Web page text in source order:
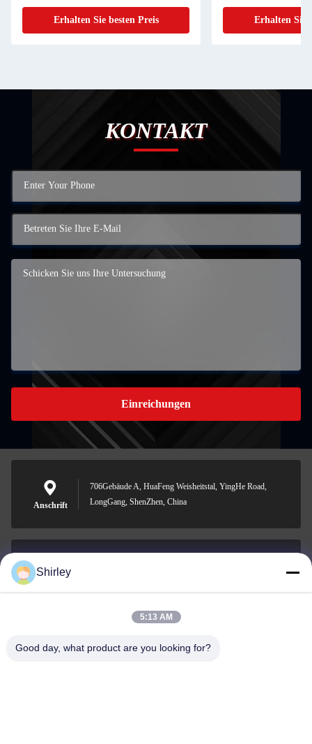
Armband
Erhalten Sie besten Preis
Erhalten Sie
KONTAKT
Einreichungen
Anschrift
706Gebäude A, HuaFeng Weisheitstal, YingHe Road,
LongGang, ShenZhen, China
E-Mail-Adresse
0086-18148506772
Shirley
5:13 AM
Good day, what product are you looking for?